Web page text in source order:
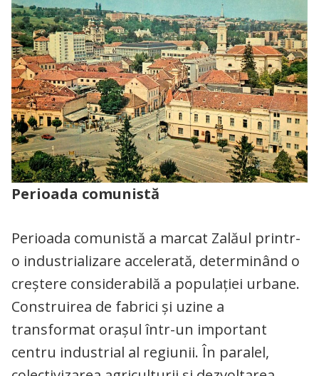
Perioada comunistă
Perioada comunistă a marcat Zalăul printr-
o industrializare accelerată, determinând o
creștere considerabilă a populației urbane.
Construirea de fabrici și uzine a
transformat orașul într-un important
centru industrial al regiunii. În paralel,